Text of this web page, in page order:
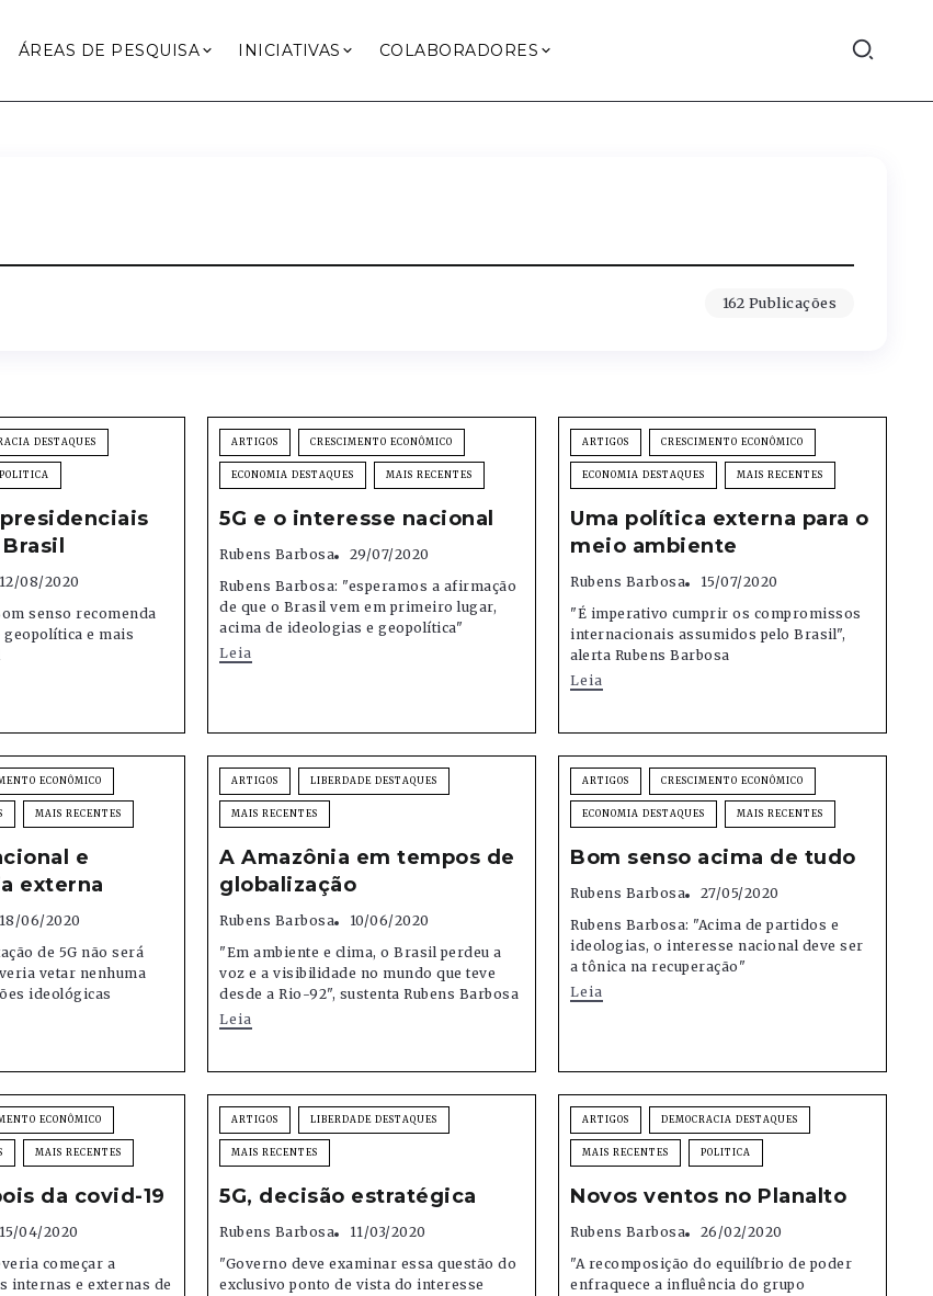
ÁREAS DE PESQUISA INICIATIVAS COLABORADORES
162 Publicações
DESTAQUES
POLITICA
12/08/2020
senso recomenda
e mais
ARTIGOS CRESCIMENTO ECONÔMICO
ECONOMIA DESTAQUES MAIS RECENTES
5G e o interesse nacional
Rubens Barbosa
29/07/2020
Rubens Barbosa: "esperamos a afirmação
de que o Brasil vem em primeiro lugar,
acima de ideologias e geopolítica"
Leia
ARTIGOS CRESCIMENTO ECONÔMICO
ECONOMIA DESTAQUES MAIS RECENTES
Uma política externa para o
meio ambiente
Rubens Barbosa
15/07/2020
"É imperativo cumprir os compromissos
internacionais assumidos pelo Brasil",
alerta Rubens Barbosa
Leia
ECONÔMICO
MAIS RECENTES
e
externa
18/06/2020
de 5G não será
vetar nenhuma
ideológicas
ARTIGOS LIBERDADE DESTAQUES
MAIS RECENTES
A Amazônia em tempos de
globalização
Rubens Barbosa
10/06/2020
"Em ambiente e clima, o Brasil perdeu a
voz e a visibilidade no mundo que teve
desde a Rio-92", sustenta Rubens Barbosa
Leia
ARTIGOS CRESCIMENTO ECONÔMICO
ECONOMIA DESTAQUES MAIS RECENTES
Bom senso acima de tudo
Rubens Barbosa
27/05/2020
Rubens Barbosa: "Acima de partidos e
ideologias, o interesse nacional deve ser
a tônica na recuperação"
Leia
ECONÔMICO
MAIS RECENTES
da covid-19
15/04/2020
começar a
internas e externas de
ARTIGOS LIBERDADE DESTAQUES
MAIS RECENTES
5G, decisão estratégica
Rubens Barbosa
11/03/2020
"Governo deve examinar essa questão do
exclusivo ponto de vista do interesse
ARTIGOS DEMOCRACIA DESTAQUES
MAIS RECENTES POLITICA
Novos ventos no Planalto
Rubens Barbosa
26/02/2020
"A recomposição do equilíbrio de poder
enfraquece a influência do grupo